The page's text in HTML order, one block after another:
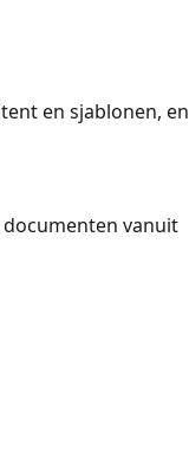
en sjablonen, en
documenten vanuit